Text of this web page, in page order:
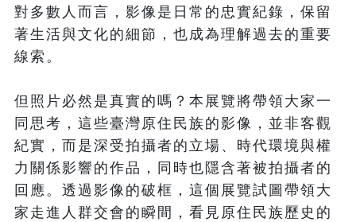
對多數人而言，影像是日常的忠實紀錄，保留
著生活與文化的細節，也成為理解過去的重要
線索。
但照片必然是真實的嗎？本展覽將帶領大家一
同思考，這些臺灣原住民族的影像，並非客觀
紀實，而是深受拍攝者的立場、時代環境與權
力關係影響的作品，同時也隱含著被拍攝者的
回應。透過影像的破框，這個展覽試圖帶領大
家走進人群交會的瞬間，看見原住民族歷史的